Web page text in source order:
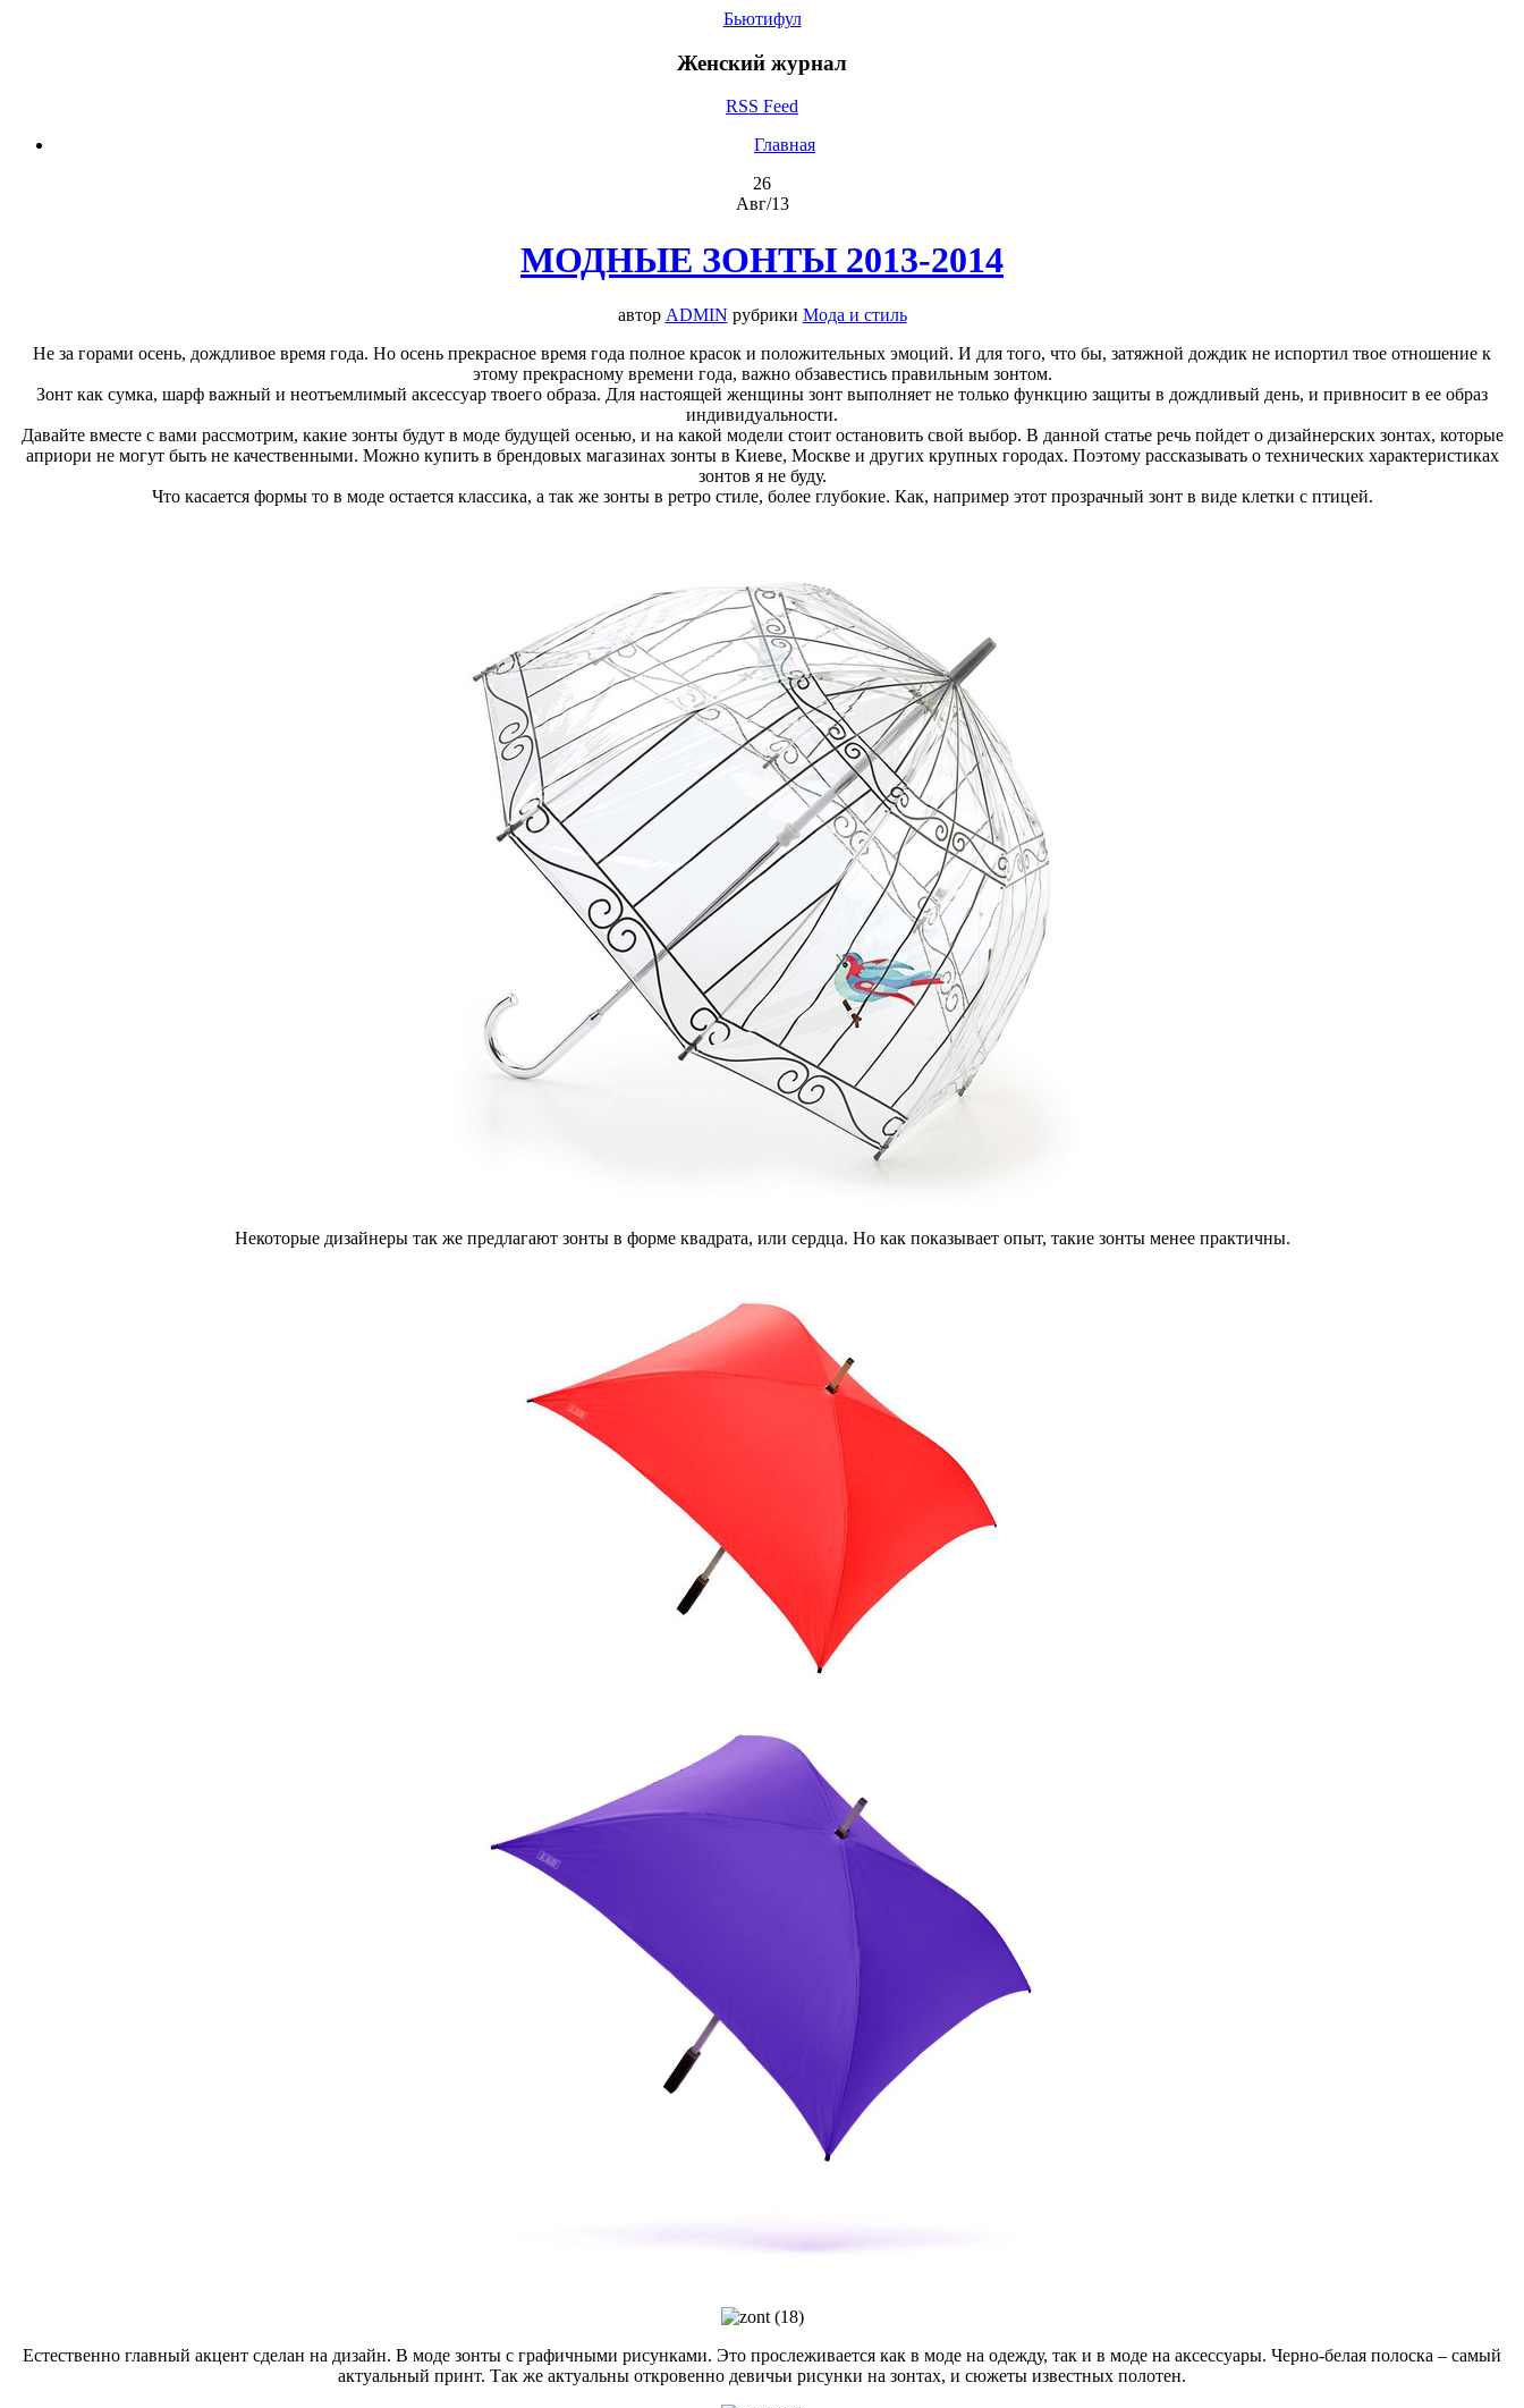
Бьютифул
Женский журнал
RSS Feed
Главная
26
Авг/13
МОДНЫЕ ЗОНТЫ 2013-2014
автор ADMIN рубрики Мода и стиль
Не за горами осень, дождливое время года. Но осень прекрасное время года полное красок и положительных эмоций. И для того, что бы, затяжной дождик не испортил твое отношение к
этому прекрасному времени года, важно обзавестись правильным зонтом.
Зонт как сумка, шарф важный и неотъемлимый аксессуар твоего образа. Для настоящей женщины зонт выполняет не только функцию защиты в дождливый день, и привносит в ее образ
индивидуальности.
Давайте вместе с вами рассмотрим, какие зонты будут в моде будущей осенью, и на какой модели стоит остановить свой выбор. В данной статье речь пойдет о дизайнерских зонтах, которые
априори не могут быть не качественными. Можно купить в брендовых магазинах зонты в Киеве, Москве и других крупных городах. Поэтому рассказывать о технических характеристиках
зонтов я не буду.
Что касается формы то в моде остается классика, а так же зонты в ретро стиле, более глубокие. Как, например этот прозрачный зонт в виде клетки с птицей.
Некоторые дизайнеры так же предлагают зонты в форме квадрата, или сердца. Но как показывает опыт, такие зонты менее практичны.
Естественно главный акцент сделан на дизайн. В моде зонты с графичными рисунками. Это прослеживается как в моде на одежду, так и в моде на аксессуары. Черно-белая полоска – самый
актуальный принт. Так же актуальны откровенно девичьи рисунки на зонтах, и сюжеты известных полотен.